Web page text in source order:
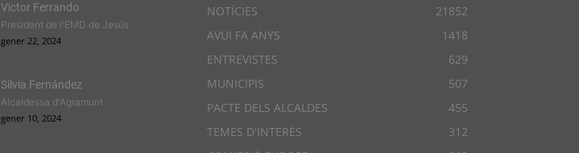
Victor Ferrando
President de l'EMD de Jesús
gener 22, 2024
Sílvia Fernández
Alcaldessa d'Agramunt
gener 10, 2024
NOTÍCIES
21852
AVUI FA ANYS
1418
ENTREVISTES
629
MUNICIPIS
507
PACTE DELS ALCALDES
455
TEMES D'INTERÈS
312